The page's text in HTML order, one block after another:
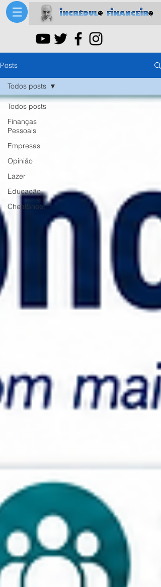
Posts
Todos posts
Finanças
Pessoais
Empresas
Opinião
Lazer
Educação
CheatSheet
Todos posts